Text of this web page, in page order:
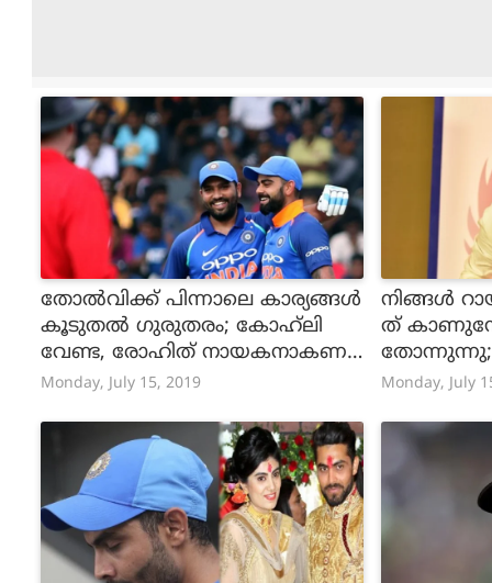
തോല്‍‌വിക്ക് പിന്നാലെ കാര്യങ്ങള്‍
കൂടുതല്‍ ഗുരുതരം; കോഹ്‌ലി
വേണ്ട, രോഹിത് നായകനാകണ
മെന്ന് ബിസിസിഐയിലും ആവ
Monday, July 15, 2019
നിങ്ങൾ
ത്
തോന്നുന്നു;
ടീം
Monday, July